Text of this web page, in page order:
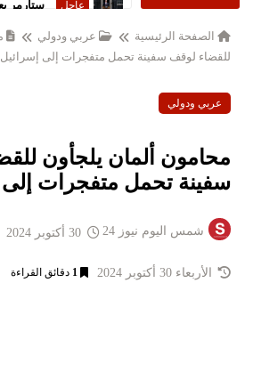
الصفحة الرئيسية عربي ودولي
للقضاء لوقف سفينة تحمل متفجرات إلى إسرائيل
عربي ودولي
محامون ألمان يلجأون
سفينة تحمل متفجرات إلى
شمس اليوم نيوز 24
الأربعاء 30 أكتوبر 2024 1 دقائق القراءة